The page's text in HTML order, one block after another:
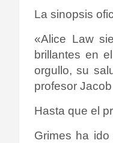
La sinopsis
«Alice Law
brillantes en
orgullo, su
profesor
Hasta que el
Grimes ha